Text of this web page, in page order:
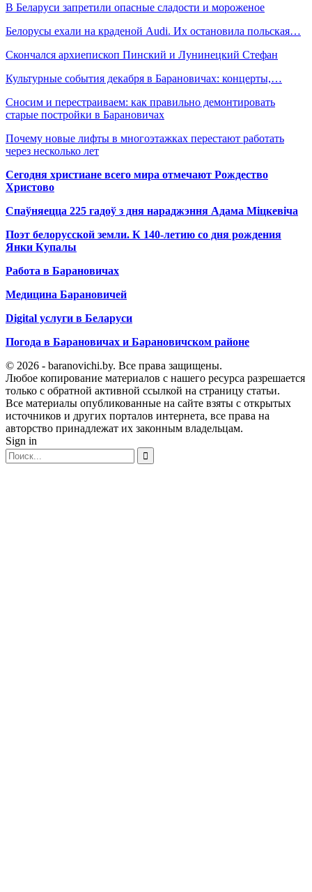
В Беларуси запретили опасные сладости и мороженое
Белорусы ехали на краденой Audi. Их остановила польская…
Скончался архиепископ Пинский и Лунинецкий Стефан
Культурные события декабря в Барановичах: концерты,…
Сносим и перестраиваем: как правильно демонтировать
старые постройки в Барановичах
Почему новые лифты в многоэтажках перестают работать
через несколько лет
Сегодня христиане всего мира отмечают Рождество
Христово
Спаўняецца 225 гадоў з дня нараджэння Адама Міцкевіча
Поэт белорусской земли. К 140-летию со дня рождения
Янки Купалы
Работа в Барановичах
Медицина Барановичей
Digital услуги в Беларуси
Погода в Барановичах и Барановичском районе
© 2026 - baranovichi.by. Все права защищены.
Любое копирование материалов с нашего ресурса разрешается
только с обратной активной ссылкой на страницу статьи.
Все материалы опубликованные на сайте взяты с открытых
источников и других порталов интернета, все права на
авторство принадлежат их законным владельцам.
Sign in